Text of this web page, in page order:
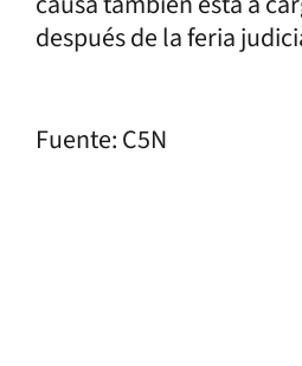
después de la feria
Fuente: C5N